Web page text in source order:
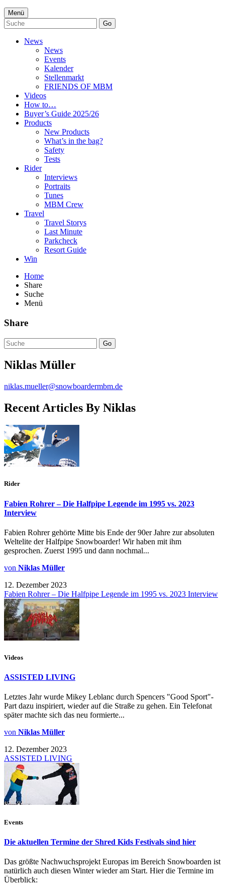
Menü
Go
News
News
Events
Kalender
Stellenmarkt
FRIENDS OF MBM
Videos
How to…
Buyer’s Guide 2025/26
Products
New Products
What’s in the bag?
Safety
Tests
Rider
Interviews
Portraits
Tunes
MBM Crew
Travel
Travel Storys
Last Minute
Parkcheck
Resort Guide
Win
Home
Share
Suche
Menü
Share
Go
Niklas Müller
niklas.mueller@snowboardermbm.de
Recent Articles By Niklas
Rider
Fabien Rohrer – Die Halfpipe Legende im 1995 vs. 2023
Interview
Fabien Rohrer gehörte Mitte bis Ende der 90er Jahre zur absoluten
Weltelite der Halfpipe Snowboarder! Wir haben mit ihm
gesprochen. Zuerst 1995 und dann nochmal...
von Niklas Müller
12. Dezember 2023
Fabien Rohrer – Die Halfpipe Legende im 1995 vs. 2023 Interview
Videos
ASSISTED LIVING
Letztes Jahr wurde Mikey Leblanc durch Spencers "Good Sport"-
Part dazu inspiriert, wieder auf die Straße zu gehen. Ein Telefonat
später machte sich das neu formierte...
von Niklas Müller
12. Dezember 2023
ASSISTED LIVING
Events
Die aktuellen Termine der Shred Kids Festivals sind hier
Das größte Nachwuchsprojekt Europas im Bereich Snowboarden ist
natürlich auch diesen Winter wieder am Start. Hier die Termine im
Überblick: